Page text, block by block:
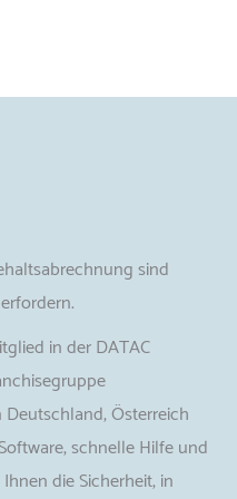
sind
in der DATAC
Österreich
schnelle Hilfe und
die Sicherheit, in